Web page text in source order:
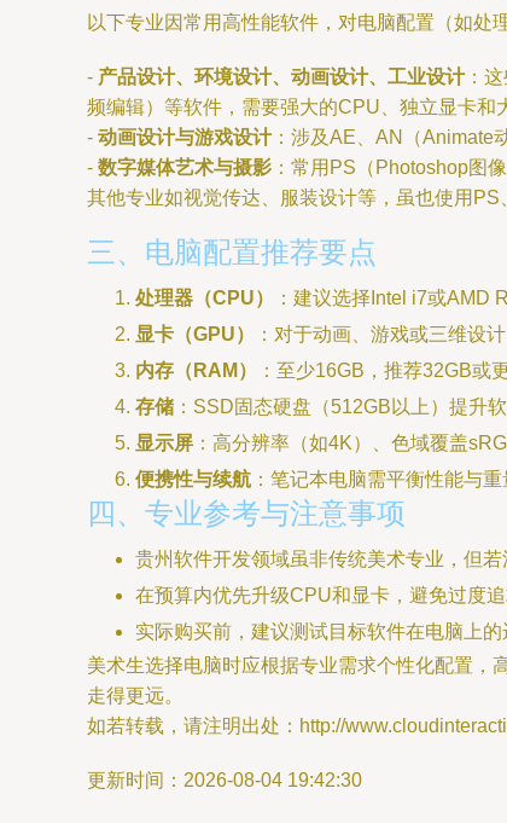
以下专业因常用高性能软件，对电脑配置（如处
- 产品设计、环境设计、动画设计、工业设计：
频编辑）等软件，需要强大的CPU、独立显卡和
- 动画设计与游戏设计：涉及AE、AN（Animate
- 数字媒体艺术与摄影 ：常用PS（Photoshop图
其他专业如视觉传达、服装设计等，虽也使用
三、电脑配置推荐要点
处理器（CPU）
：建议选择Intel i7或AMD
显卡（GPU）
：对于动画、游戏或三维设
内存（RAM）
：至少16GB，推荐32GB或
存储 ：SSD固态硬盘（512GB以上）提升
显示屏 ：高分辨率（如4K）、色域覆盖
便携性与续航 ：笔记本电脑需平衡性能与
四、专业参考与注意事项
贵州软件开发领域虽非传统美术专业，但
在预算内优先升级CPU和显卡，避免过度
实际购买前，建议测试目标软件在电脑上
美术生选择电脑时应根据专业需求个性化配置，
走得更远。
如若转载，请注明出处：http://
更新时间：2026-08-04 19:42:30